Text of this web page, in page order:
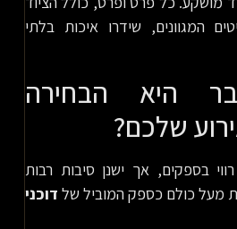
המגוונים, שידרו איכות בלתי
היא הבחירה
שלכם?
בספקים, אך ישנן סיבות רבות
מעל כולם כספק המוביל של דוכני